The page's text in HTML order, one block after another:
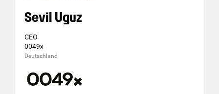
Sevil Uguz
CEO
0049x
Deutschland